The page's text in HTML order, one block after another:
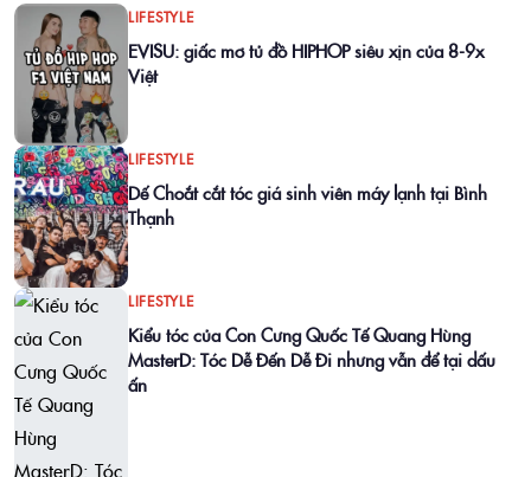
LIFESTYLE
EVISU: giấc mơ tủ đồ HIPHOP siêu xịn của 8-9x
Việt
LIFESTYLE
Dế Choắt cắt tóc giá sinh viên máy lạnh tại Bình
Thạnh
LIFESTYLE
Kiểu tóc của Con Cưng Quốc Tế Quang Hùng
MasterD: Tóc Dễ Đến Dễ Đi nhưng vẫn để tại dấu
ấn